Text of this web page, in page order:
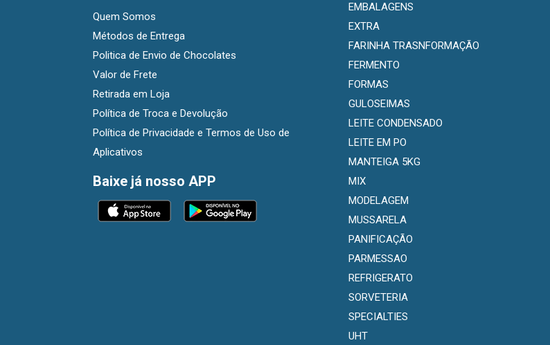
Quem Somos
Métodos de Entrega
Politica de Envio de Chocolates
Valor de Frete
Retirada em Loja
Política de Troca e Devolução
Política de Privacidade e Termos de Uso de
Aplicativos
Baixe já nosso APP
EMBALAGENS
EXTRA
FARINHA TRASNFORMAÇÃO
FERMENTO
FORMAS
GULOSEIMAS
LEITE CONDENSADO
LEITE EM PO
MANTEIGA 5KG
MIX
MODELAGEM
MUSSARELA
PANIFICAÇÃO
PARMESSAO
REFRIGERATO
SORVETERIA
SPECIALTIES
UHT